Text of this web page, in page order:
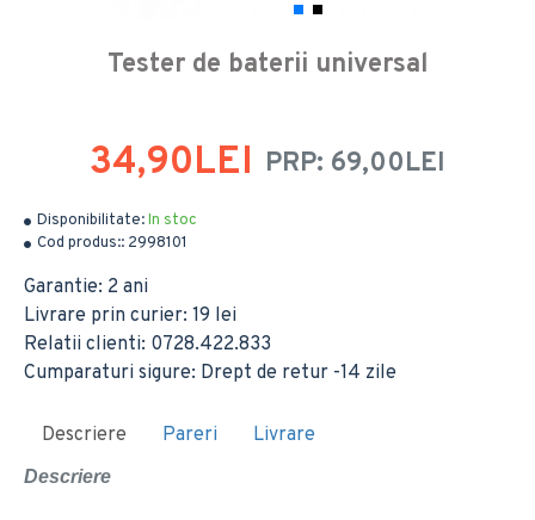
Tester de baterii universal
Disponibilitate:In stoc
Cod produs:: 2998101
PRP: 69,00LEI
34,90LEI
Garantie: 2 ani
Livrare prin curier: 19 lei
Relatii clienti: 0728.422.833
Cumparaturi sigure: Drept de retur -14 zile
Descriere Pareri Livrare
Descriere